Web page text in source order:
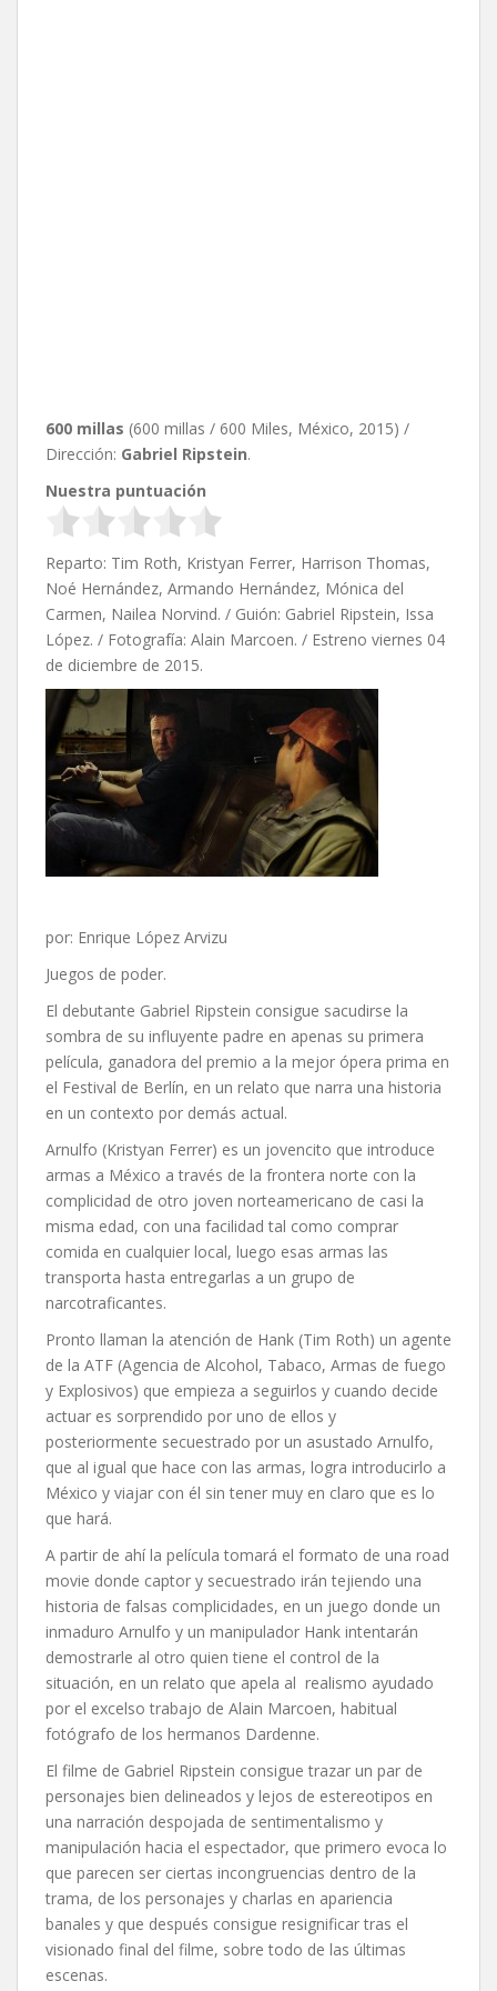
600 millas (600 millas / 600 Miles, México, 2015) /
Dirección: Gabriel Ripstein.
Nuestra puntuación
Reparto: Tim Roth, Kristyan Ferrer, Harrison Thomas,
Noé Hernández, Armando Hernández, Mónica del
Carmen, Nailea Norvind. / Guión: Gabriel Ripstein, Issa
López. / Fotografía: Alain Marcoen. / Estreno viernes 04
de diciembre de 2015.
por: Enrique López Arvizu
Juegos de poder.
El debutante Gabriel Ripstein consigue sacudirse la
sombra de su influyente padre en apenas su primera
película, ganadora del premio a la mejor ópera prima en
el Festival de Berlín, en un relato que narra una historia
en un contexto por demás actual.
Arnulfo (Kristyan Ferrer) es un jovencito que introduce
armas a México a través de la frontera norte con la
complicidad de otro joven norteamericano de casi la
misma edad, con una facilidad tal como comprar
comida en cualquier local, luego esas armas las
transporta hasta entregarlas a un grupo de
narcotraficantes.
Pronto llaman la atención de Hank (Tim Roth) un agente
de la ATF (Agencia de Alcohol, Tabaco, Armas de fuego
y Explosivos) que empieza a seguirlos y cuando decide
actuar es sorprendido por uno de ellos y
posteriormente secuestrado por un asustado Arnulfo,
que al igual que hace con las armas, logra introducirlo a
México y viajar con él sin tener muy en claro que es lo
que hará.
A partir de ahí la película tomará el formato de una road
movie donde captor y secuestrado irán tejiendo una
historia de falsas complicidades, en un juego donde un
inmaduro Arnulfo y un manipulador Hank intentarán
demostrarle al otro quien tiene el control de la
situación, en un relato que apela al realismo ayudado
por el excelso trabajo de Alain Marcoen, habitual
fotógrafo de los hermanos Dardenne.
El filme de Gabriel Ripstein consigue trazar un par de
personajes bien delineados y lejos de estereotipos en
una narración despojada de sentimentalismo y
manipulación hacia el espectador, que primero evoca lo
que parecen ser ciertas incongruencias dentro de la
trama, de los personajes y charlas en apariencia
banales y que después consigue resignificar tras el
visionado final del filme, sobre todo de las últimas
escenas.